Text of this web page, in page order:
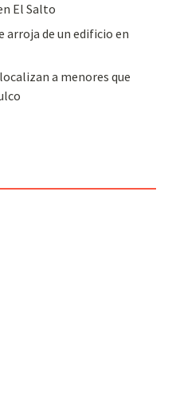
El Salto
arroja de un edificio en
a menores que